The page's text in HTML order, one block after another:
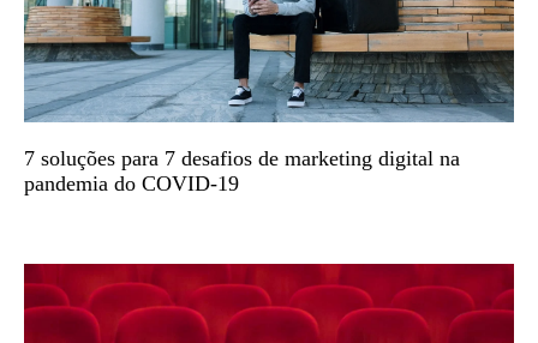
7 soluções para 7 desafios de marketing digital na
pandemia do COVID-19